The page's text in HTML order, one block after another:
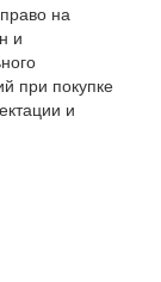
на
и
при покупке
и